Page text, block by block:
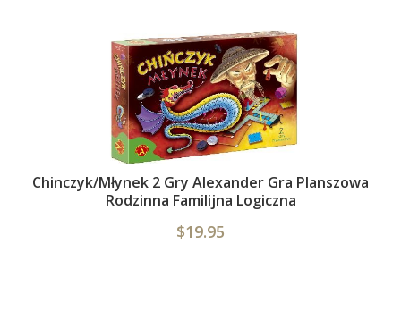
Chinczyk/Młynek 2 Gry Alexander Gra Planszowa
Rodzinna Familijna Logiczna
$19.95